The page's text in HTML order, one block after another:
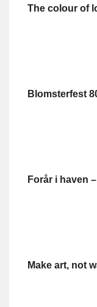
The colour of
Blomsterfest
Forår i haven
Make art, not